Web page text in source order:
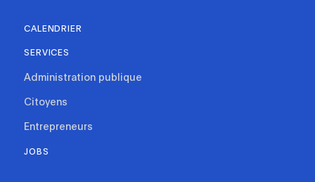
CALENDRIER
SERVICES
Administration publique
Citoyens
Entrepreneurs
JOBS